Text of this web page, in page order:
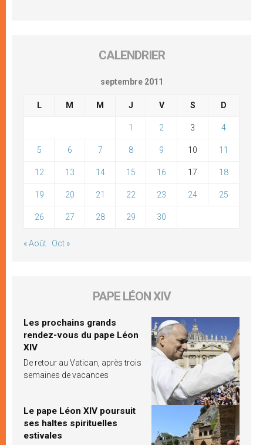
CALENDRIER
septembre 2011
L M M J V S D
1 2 3 4
5 6 7 8 9 10 11
12 13 14 15 16 17 18
19 20 21 22 23 24 25
26 27 28 29 30
« Août Oct »
PAPE LÉON XIV
Les prochains grands
rendez-vous du pape Léon
XIV
De retour au Vatican, après trois
semaines de vacances
Le pape Léon XIV poursuit
ses haltes spirituelles
estivales